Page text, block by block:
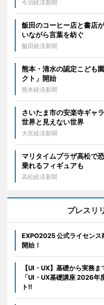
今治経済新聞
飯田のコーヒー店と書店
いながら言葉を紡ぐ
飯田経済新聞
熊本・清水の認定こども
クト」開始
熊本経済新聞
さいたま市の安楽寺ギャ
世界と見えない世界
大宮経済新聞
マリタイムプラザ高松で
乗れるフィギュアも
高松経済新聞
プレスリ
EXPO2025 公式ライセンス
開始！
【UI・UX】基礎から実務
「UI・UX基礎講座 2026年
ト!!